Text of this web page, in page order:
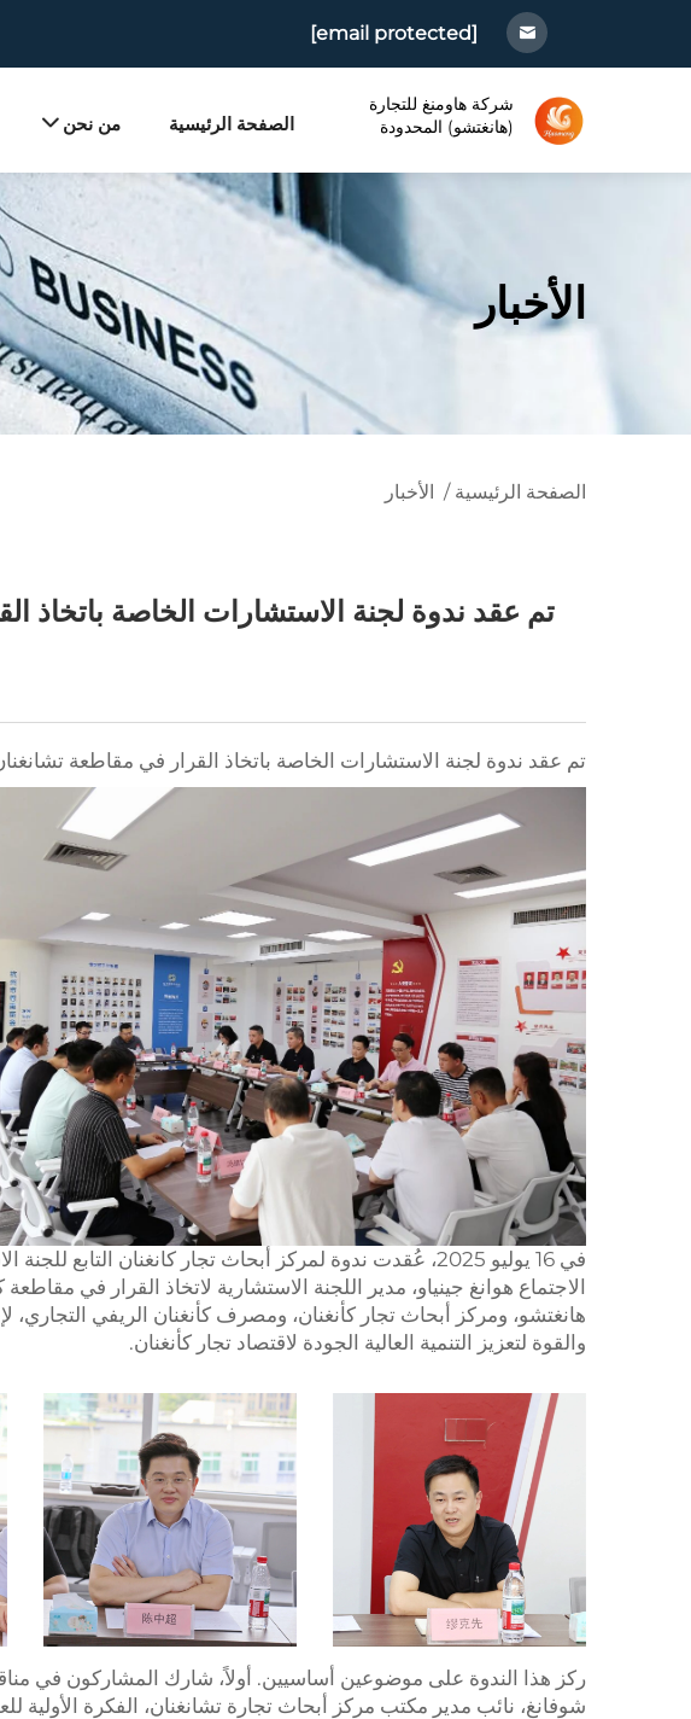
[email protected]
شركة هاومنغ للتجارة
(هانغتشو) المحدودة
الصفحة الرئيسية من نحن
الأخبار
الصفحة الرئيسية / الأخبار
تم عقد ندوة لجنة الاستشارات الخاصة باتخاذ
تم عقد ندوة لجنة الاستشارات الخاصة باتخاذ القرار في مقاطعة
في 16 يوليو 2025، عُقدت ندوة لمركز أبحاث تجار كانغنان
الاجتماع هوانغ جينياو، مدير اللجنة الاستشارية لاتخاذ القرار في
هانغتشو، ومركز أبحاث تجار كأنغنان، ومصرف كأنغنان الريفي
والقوة لتعزيز التنمية العالية الجودة لاقتصاد تجار كأنغنان.
ركز هذا الندوة على موضوعين أساسيين. أولاً، شارك المشاركون في
شوفانغ، نائب مدير مكتب مركز أبحاث تجارة تشانغنان، الفكرة